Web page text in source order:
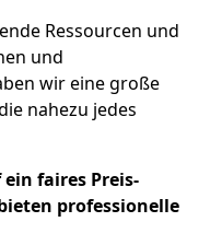
Ressourcen und
und
wir eine große
nahezu jedes
faires Preis-
professionelle